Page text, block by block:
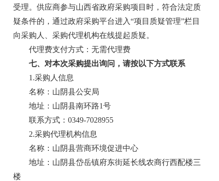
受理。供应商参与山西省政府采购项目时，符合法定质
疑条件的，通过政府采购平台进入“项目质疑管理”栏目
向采购人、采购代理机构在线提起质疑。
代理费支付方式：无需代理费
七、对本次采购提出询问，请按以下方式联系
1.采购人信息
名称：山阴县公安局
地址：山阴县南环路1号
联系方式：0349-7028955
2.采购代理机构信息
名称：山阴县营商环境促进中心
地址：山阴县岱岳镇府东街延长线农商行西配楼三
楼